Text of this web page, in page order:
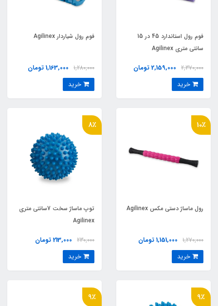
فوم رول استاندارد 45 در 15
سانتي متري Agilinex
2,370,000 2,159,000 تومان
فوم رول شياردار Agilinex
1,280,000 1,163,000 تومان
10٪
رول ماساژ دستي مکس Agilinex
1,270,000 1,151,000 تومان
8٪
توپ ماساژ سخت 7سانتی متری
Agilinex
230,000 213,000 تومان
9٪ 9٪